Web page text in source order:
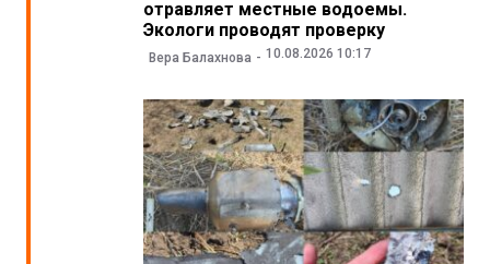
отравляет местные водоемы.
Экологи проводят проверку
Вера Балахнова 10.08.2026 10:17